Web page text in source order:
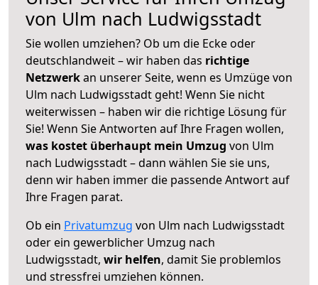
von Ulm nach Ludwigsstadt
Sie wollen umziehen? Ob um die Ecke oder
deutschlandweit – wir haben das richtige
Netzwerkan unserer Seite, wenn es Umzüge von
Ulm nach Ludwigsstadt geht! Wenn Sie nicht
weiterwissen – haben wir die richtige Lösung für
Sie! Wenn Sie Antworten auf Ihre Fragen wollen,
was kostet überhaupt mein Umzug von Ulm
nach Ludwigsstadt – dann wählen Sie sie uns,
denn wir haben immer die passende Antwort auf
Ihre Fragen parat.
Ob ein Privatumzug von Ulm nach Ludwigsstadt
oder ein gewerblicher Umzug nach
Ludwigsstadt, wir helfen, damit Sie problemlos
und stressfrei umziehen können.